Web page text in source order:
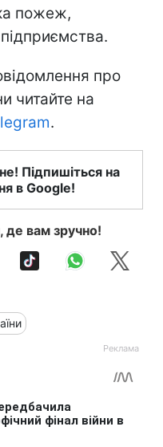
пожеж,
про
читайте на
.
Підпишіться на
в Google!
де вам зручно!